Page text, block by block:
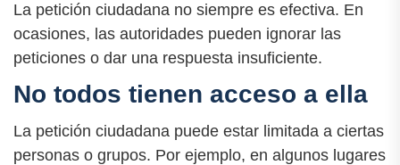
La petición ciudadana no siempre es efectiva. En
ocasiones, las autoridades pueden ignorar las
peticiones o dar una respuesta insuficiente.
No todos tienen acceso a ella
La petición ciudadana puede estar limitada a ciertas
personas o grupos. Por ejemplo, en algunos lugares